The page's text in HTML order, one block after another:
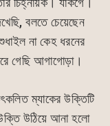
বলতে চেয়েছেন
না কেহ ধরনের
গেছি আগাগোড়া।
ম্যাকের উক্তিটি
উঠিয়ে আনা হলো